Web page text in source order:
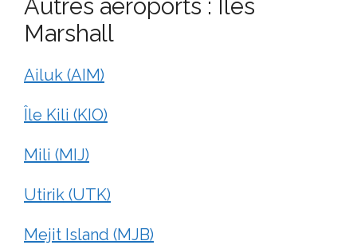
Autres aéroports : Îles
Marshall
Ailuk (AIM)
Île Kili (KIO)
Mili (MIJ)
Utirik (UTK)
Mejit Island (MJB)